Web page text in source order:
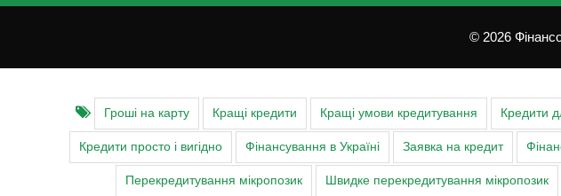
© 2026
Гроші на карту Кращі кредити Кращі умови кредитування Кредити
Кредити просто і вигідно Фінансування в Україні Заявка на кредит
Перекредитування мікропозик Швидке перекредитування мікропозик